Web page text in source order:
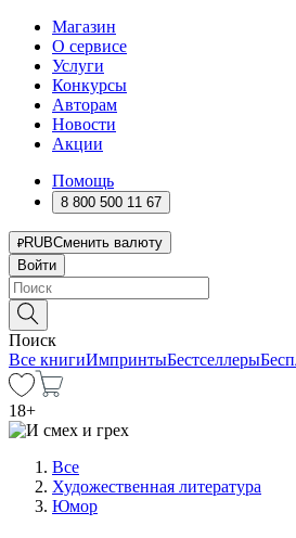
Магазин
О сервисе
Услуги
Конкурсы
Авторам
Новости
Акции
Помощь
8 800 500 11 67
RUBСменить валюту
Войти
Поиск
Все книгиИмпринтыБестселлеры
18+
Все
Художественная литература
Юмор